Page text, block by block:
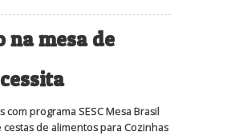
na mesa de
com programa SESC Mesa Brasil
de alimentos para Cozinhas